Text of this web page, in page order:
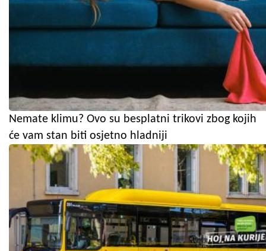
Nemate klimu? Ovo su besplatni trikovi zbog kojih
će vam stan biti osjetno hladniji